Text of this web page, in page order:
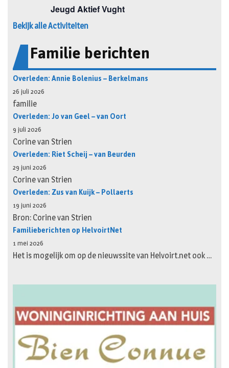
Bekijk alle Activiteiten
Familie berichten
Overleden: Annie Bolenius – Berkelmans
26 juli 2026
familie
Overleden: Jo van Geel – van Oort
9 juli 2026
Corine van Strien
Overleden: Riet Scheij – van Beurden
29 juni 2026
Corine van Strien
Overleden: Zus van Kuijk – Pollaerts
19 juni 2026
Bron: Corine van Strien
Familieberichten op HelvoirtNet
1 mei 2026
Het is mogelijk om op de nieuwssite van Helvoirt.net ook …